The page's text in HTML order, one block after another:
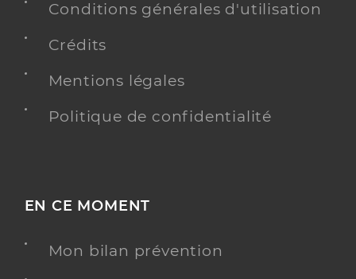
Conditions générales d'utilisation
Crédits
Mentions légales
Politique de confidentialité
EN CE MOMENT
Mon bilan prévention